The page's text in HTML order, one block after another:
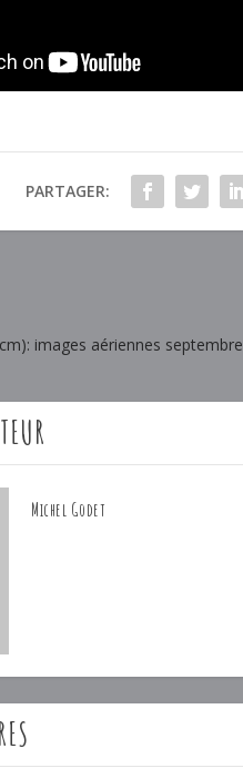
PARTAGER:
images aériennes septembre
Michel Godet